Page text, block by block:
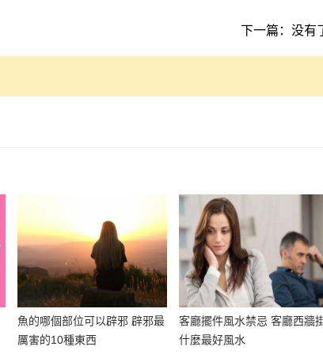
下一篇：没有
魚的哪個部位可以辟邪 辟邪最
厲害的10種東西
客廳擺件風水禁忌 客廳西牆
什麼最好風水